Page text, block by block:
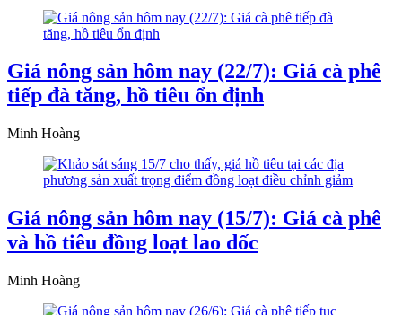
Giá nông sản hôm nay (22/7): Giá cà phê
tiếp đà tăng, hồ tiêu ổn định
Minh Hoàng
Giá nông sản hôm nay (15/7): Giá cà phê
và hồ tiêu đồng loạt lao dốc
Minh Hoàng